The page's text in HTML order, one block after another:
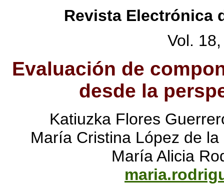
Revista Electrónica
Vol.
Evaluación de
desde la
Katiuzka Flores
María Cristina López de
María Alicia